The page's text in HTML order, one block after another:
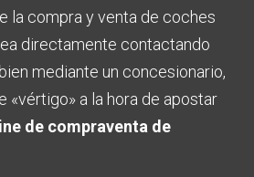
la compra y venta de coches
directamente contactando
mediante un concesionario,
«vértigo» a la hora de apostar
de compraventa de